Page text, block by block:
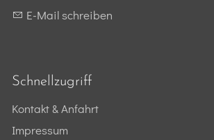
E-Mail schreiben
Schnellzugriff
Kontakt & Anfahrt
Impressum